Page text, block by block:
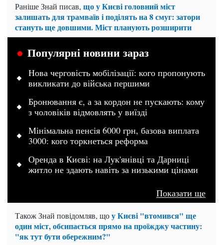
Раніше Знай писав, що у Києві головний міст
залишать для трамваїв і поділять на 8 смуг: затори
стануть ще довшими. Міст планують розширити
Популярні новини зараз
Нова черговість мобілізації: кого пропонують
викликати до війська першими
Бронювання є, а за кордон не пускають: кому
з чоловіків відмовлять у виїзді
Мінімальна пенсія 6000 грн, базова виплата
3000: кого торкнеться реформа
Оренда в Києві: на Лук'янівці та Дарниці
житло не здають навіть за низькими цінами
Показати ще
Також Знай повідомляв, щоу Києві "втомився" ще
один міст, обсипається прямо на проїжджу частину:
"як тут бути обережним?"